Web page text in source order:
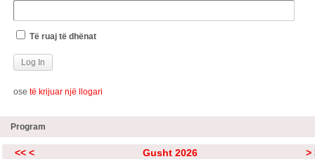
Të ruaj të dhënat
ose të krijuar një llogari
Program
<< < Gusht 2026 >